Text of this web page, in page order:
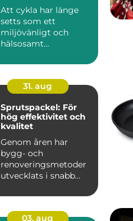
Att cykla har länge
setts som ett
miljövänligt och
hälsosamt
31. aug
Sprutspackel: För
hög effektivitet och
kvalitet
Genom åren har
bygg- och
renoveringsmetoder
utvecklats i snabb
teknologie...
03. aug